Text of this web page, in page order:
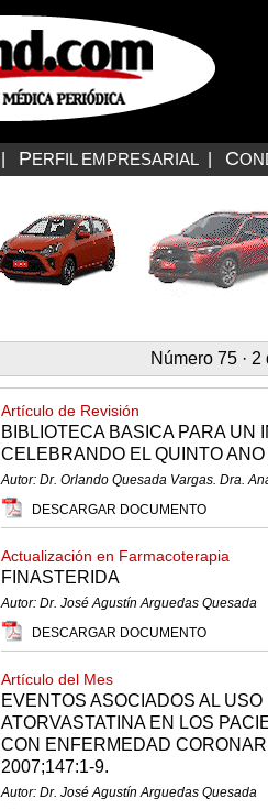
PERFIL EMPRESARIAL C
Número 75 ·
Artículo de Revisión
BIBLIOTECA BASICA PARA UN
CELEBRANDO EL QUINTO
Autor: Dr. Orlando Quesada Vargas. Dra.
DESCARGAR DOCUMENTO
Actualización en Farmacoterapia
FINASTERIDA
Autor: Dr. José Agustín Arguedas Quesada
DESCARGAR DOCUMENTO
Artículo del Mes
EVENTOS ASOCIADOS AL
ATORVASTATINA EN LOS
CON ENFERMEDAD
2007;147:1-9.
Autor: Dr. José Agustín Arguedas Quesada